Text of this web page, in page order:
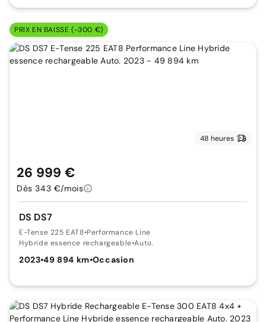
PRIX EN BAISSE (-300 €)
48 heures
DS DS7
E-Tense 225 EAT8•Performance Line
Hybride essence rechargeable•Auto.
2023•49 894 km•Occasion
26 999 €
Dès 343 €/mois